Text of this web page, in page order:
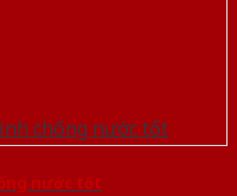
nước tốt